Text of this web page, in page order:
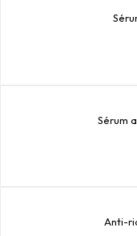
Sérum
Anti-